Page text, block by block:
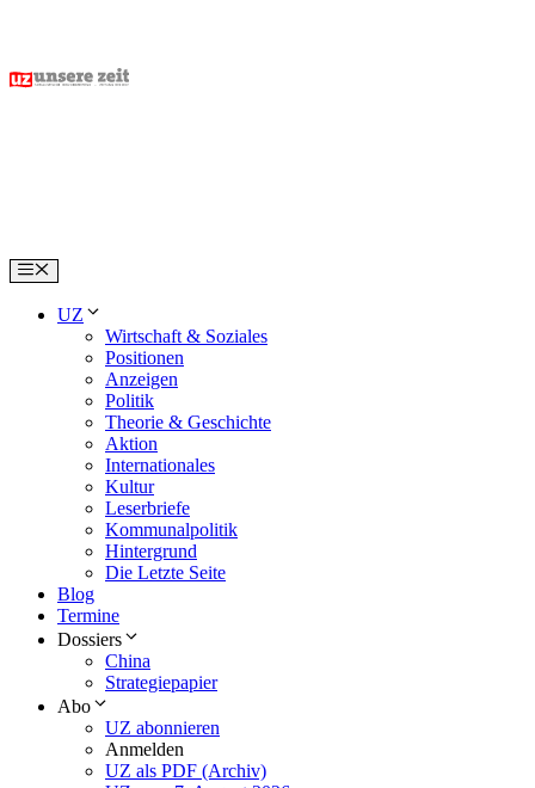
content
Menu
UZ
Wirtschaft & Soziales
Positionen
Anzeigen
Politik
Theorie & Geschichte
Aktion
Internationales
Kultur
Leserbriefe
Kommunalpolitik
Hintergrund
Die Letzte Seite
Blog
Termine
Dossiers
China
Strategiepapier
Abo
UZ abonnieren
Anmelden
UZ als PDF (Archiv)